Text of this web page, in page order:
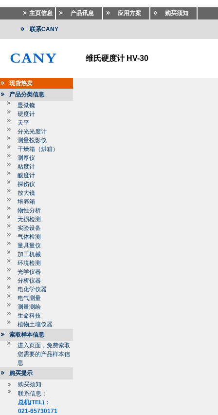
主页信息 产品讯息 应用方案 购买须知
联系CANY
维氏硬度计 HV-30
现货热卖
产品分类信息
显微镜
硬度计
天平
分光光度计
测量投影仪
干燥箱（烘箱）
测厚仪
粘度计
酸度计
探伤仪
放大镜
培养箱
物性分析
无损检测
实验设备
气体检测
量具量仪
加工机械
环境检测
光学仪器
分析仪器
电化学仪器
电气测量
测量测绘
生命科技
植物土壤仪器
索取样本信息
进入页面，免费索取
您需要的产品样本信
息
购买提示
购买须知
联系信息：
总机(TEL)：
021-65730171